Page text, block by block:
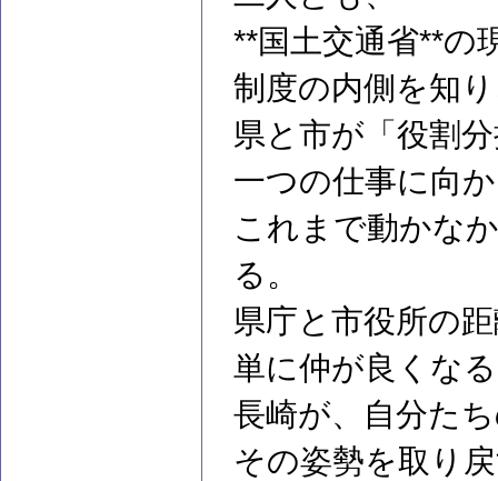
**国土交通省**の
制度の内側を知
県と市が「役割
一つの仕事に向
これまで動かな
る。
県庁と市役所の
単に仲が良くな
長崎が、自分た
その姿勢を取り